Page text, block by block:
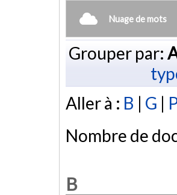
Nuage de mots
Grouper par:
Aller à : B | G |
Nombre de
B